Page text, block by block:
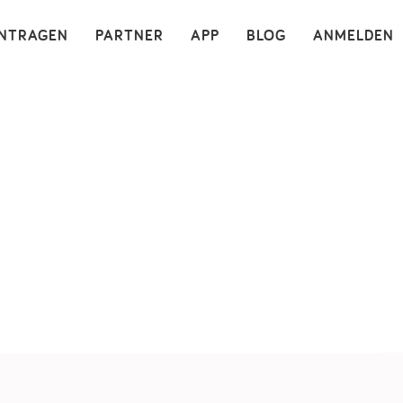
ANMELDEN
BLOG
APP
PARTNER ×